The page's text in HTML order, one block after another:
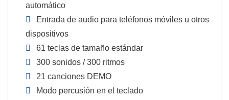
automático
Entrada de audio para teléfonos móviles u otros
dispositivos
61 teclas de tamaño estándar
300 sonidos / 300 ritmos
21 canciones DEMO
Modo percusión en el teclado